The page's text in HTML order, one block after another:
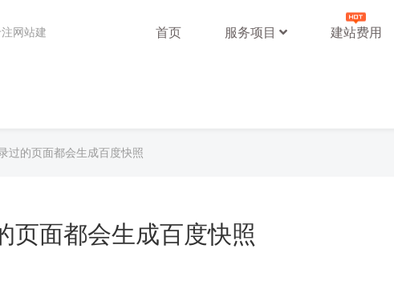
网站建 首页 服务项目 建站费用
过的页面都会生成百度快照
页面都会生成百度快照